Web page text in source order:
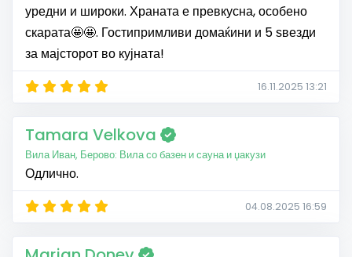
уредни и широки. Храната е превкусна, особено
скарата🤩🤩. Гостипримливи домаќини и 5 ѕвезди
за мајсторот во кујната!
16.11.2025 13:21
Tamara Velkova
Вила Иван, Берово: Вила со базен и сауна и џакузи
Одлично.
04.08.2025 16:59